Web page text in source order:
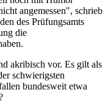
angemessen", schrieb
des Prüfungsamts
die
akribisch vor. Es gilt als
schwierigsten
bundesweit etwa